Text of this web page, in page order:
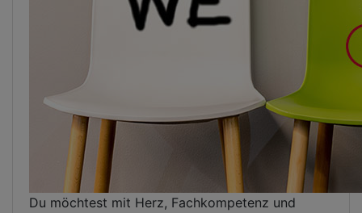
Du möchtest mit Herz, Fachkompetenz und